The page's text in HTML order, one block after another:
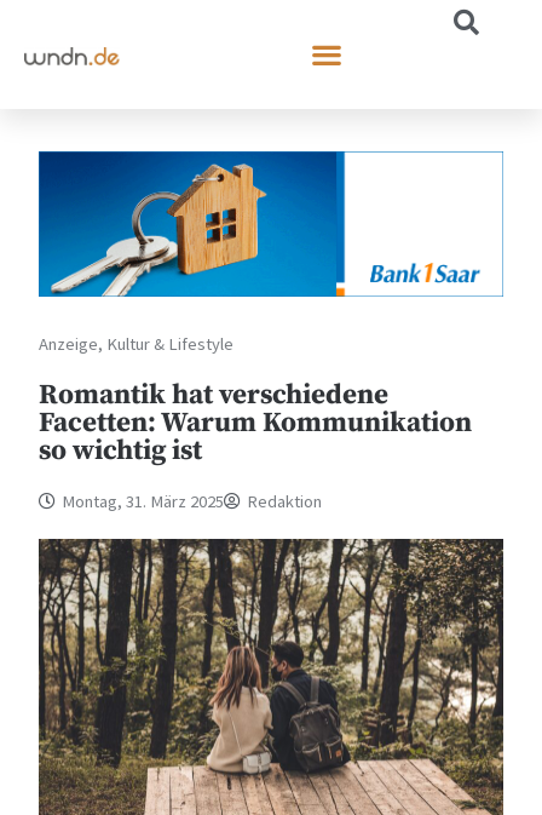
Anzeige, Kultur & Lifestyle
Romantik hat verschiedene
Facetten: Warum Kommunikation
so wichtig ist
Montag, 31. März 2025 Redaktion